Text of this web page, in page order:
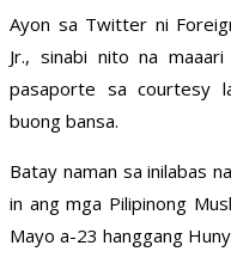
Ayon sa Twitter ni
Jr., sinabi nito na
pasaporte sa courtesy
buong bansa.
Batay naman sa inilabas
in ang mga Pilipinong
Mayo a-23 hanggang